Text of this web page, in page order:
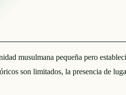
musulmana pequeña pero
son limitados, la presencia de